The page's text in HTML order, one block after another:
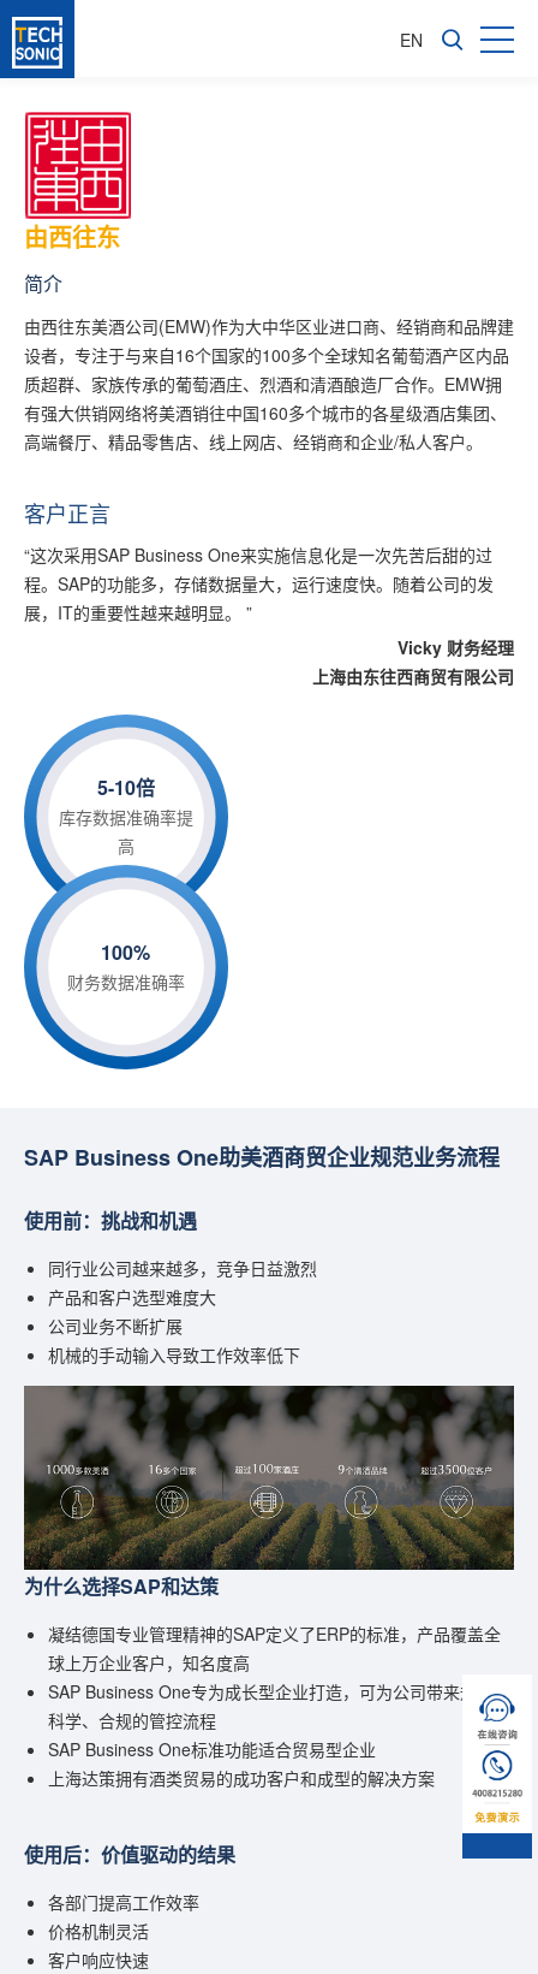
EN
由西往东
简介
由西往东美酒公司(EMW)作为大中华区业进口商、经销商和品牌建
设者，专注于与来自16个国家的100多个全球知名葡萄酒产区内品
质超群、家族传承的葡萄酒庄、烈酒和清酒酿造厂合作。EMW拥
有强大供销网络将美酒销往中国160多个城市的各星级酒店集团、
高端餐厅、精品零售店、线上网店、经销商和企业/私人客户。
客户正言
“这次采用SAP Business One来实施信息化是一次先苦后甜的过
程。SAP的功能多，存储数据量大，运行速度快。随着公司的发
展，IT的重要性越来越明显。 ”
Vicky 财务经理
上海由东往西商贸有限公司
5-10倍
库存数据准确率提
高
100%
财务数据准确率
SAP Business One助美酒商贸企业规范业务流程
使用前：挑战和机遇
同行业公司越来越多，竞争日益激烈
产品和客户选型难度大
公司业务不断扩展
机械的手动输入导致工作效率低下
为什么选择SAP和达策
凝结德国专业管理精神的SAP定义了ERP的标准，产品覆盖全
球上万企业客户，知名度高
SAP Business One专为成长型企业打造，可为公司带来规范、
科学、合规的管控流程
SAP Business One标准功能适合贸易型企业
上海达策拥有酒类贸易的成功客户和成型的解决方案
使用后：价值驱动的结果
各部门提高工作效率
价格机制灵活
客户响应快速